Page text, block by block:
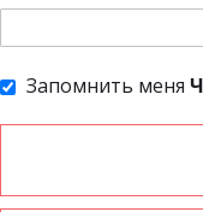
Запомнить меня